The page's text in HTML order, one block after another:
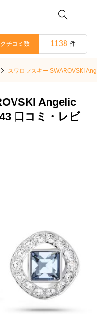

クチコミ数 1138 件
スワロフスキー SWAROVSKI
Angelic
口コミ・レビ